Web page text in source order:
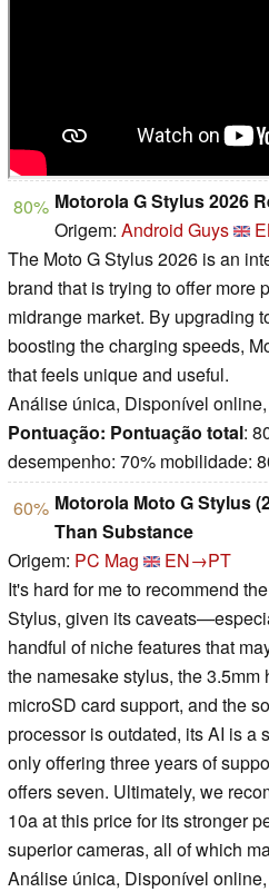
80% Motorola G Stylus 2026
Origem: Android Guys
The Moto G Stylus 2026 is an
brand that is trying to offer more
midrange market. By upgrading
boosting the charging speeds,
that feels unique and useful.
Análise única, Disponível
Pontuação: Pontuação total:
desempenho: 70% mobilidade:
60% Motorola Moto G Stylus
Than Substance
Origem: PC Mag
EN→PT
It's hard for me to recommend
Stylus, given its
handful of niche features that
the namesake stylus, the
microSD card support, and the
processor is outdated, its AI is a
only offering three years of
offers seven. Ultimately, we
10a at this price for its stronger
superior cameras, all of which
Análise única, Disponível